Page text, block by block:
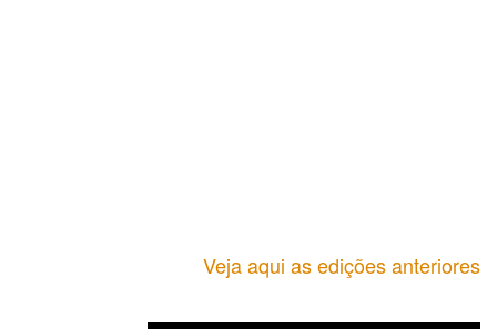
Veja aqui as edições anteriores